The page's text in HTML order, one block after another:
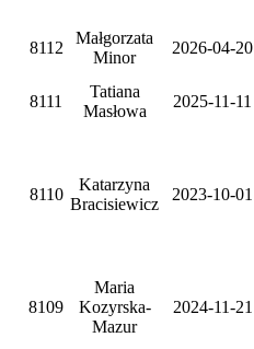
8112
Małgorzata
Minor
2026-04-20
8111
Tatiana
Masłowa
2025-11-11
8110
Katarzyna
Bracisiewicz
2023-10-01
8109
Maria
Kozyrska-
Mazur
2024-11-21